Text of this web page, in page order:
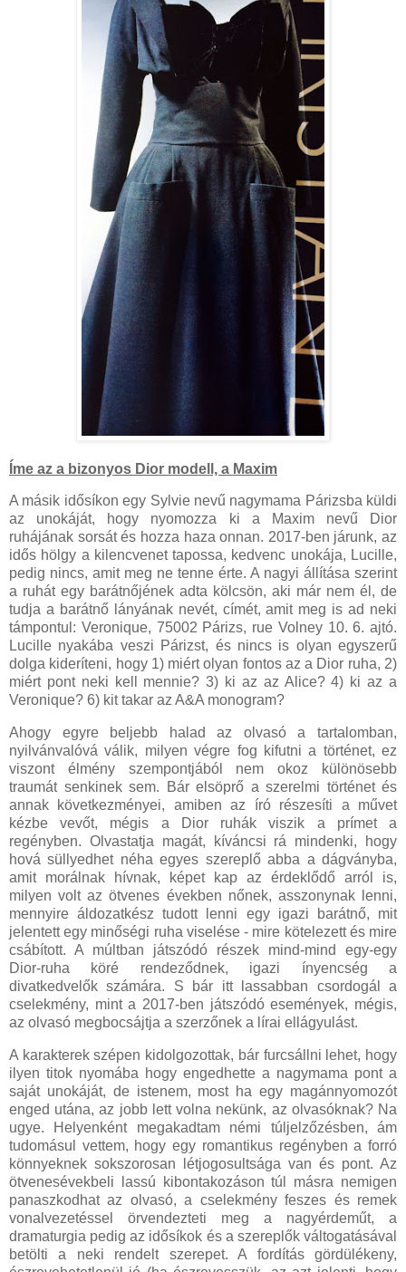
Íme az a bizonyos Dior modell, a Maxim
A másik idősíkon egy Sylvie nevű nagymama Párizsba küldi
az unokáját, hogy nyomozza ki a Maxim nevű Dior
ruhájának sorsát és hozza haza onnan. 2017-ben járunk, az
idős hölgy a kilencvenet tapossa, kedvenc unokája, Lucille,
pedig nincs, amit meg ne tenne érte. A nagyi állítása szerint
a ruhát egy barátnőjének adta kölcsön, aki már nem él, de
tudja a barátnő lányának nevét, címét, amit meg is ad neki
támpontul: Veronique, 75002 Párizs, rue Volney 10. 6. ajtó.
Lucille nyakába veszi Párizst, és nincs is olyan egyszerű
dolga kideríteni, hogy 1) miért olyan fontos az a Dior ruha, 2)
miért pont neki kell mennie? 3) ki az az Alice? 4) ki az a
Veronique? 6) kit takar az A&A monogram?
Ahogy egyre beljebb halad az olvasó a tartalomban,
nyilvánvalóvá válik, milyen végre fog kifutni a történet, ez
viszont élmény szempontjából nem okoz különösebb
traumát senkinek sem. Bár elsöprő a szerelmi történet és
annak következményei, amiben az író részesíti a művet
kézbe vevőt, mégis a Dior ruhák viszik a prímet a
regényben. Olvastatja magát, kíváncsi rá mindenki, hogy
hová süllyedhet néha egyes szereplő abba a dágványba,
amit morálnak hívnak, képet kap az érdeklődő arról is,
milyen volt az ötvenes években nőnek, asszonynak lenni,
mennyire áldozatkész tudott lenni egy igazi barátnő, mit
jelentett egy minőségi ruha viselése - mire kötelezett és mire
csábított. A múltban játszódó részek mind-mind egy-egy
Dior-ruha köré rendeződnek, igazi ínyencség a
divatkedvelők számára. S bár itt lassabban csordogál a
cselekmény, mint a 2017-ben játszódó események, mégis,
az olvasó megbocsájtja a szerzőnek a lírai ellágyulást.
A karakterek szépen kidolgozottak, bár furcsállni lehet, hogy
ilyen titok nyomába hogy engedhette a nagymama pont a
saját unokáját, de istenem, most ha egy magánnyomozót
enged utána, az jobb lett volna nekünk, az olvasóknak? Na
ugye. Helyenként megakadtam némi túljelzőzésben, ám
tudomásul vettem, hogy egy romantikus regényben a forró
könnyeknek sokszorosan létjogosultsága van és pont. Az
ötvenesévekbeli lassú kibontakozáson túl másra nemigen
panaszkodhat az olvasó, a cselekmény feszes és remek
vonalvezetéssel örvendezteti meg a nagyérdeműt, a
dramaturgia pedig az idősíkok és a szereplők váltogatásával
betölti a neki rendelt szerepet. A fordítás gördülékeny,